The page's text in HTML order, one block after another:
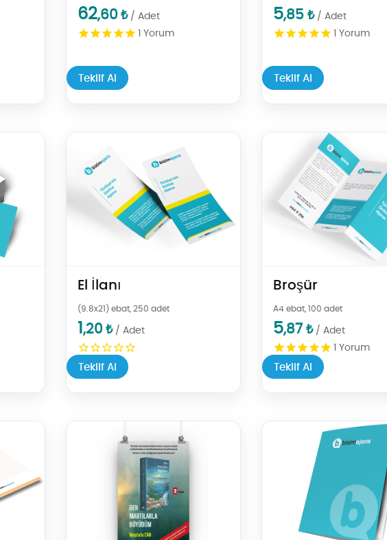
62,60 ₺ / Adet
Yorum
Teklif Al
5,85 ₺ / Adet
Yorum
Teklif Al
El İlanı
(9.8x21) ebat, 250 adet
1 ,20 ₺ / Adet
Teklif Al
Teklif Al El İlanı
Broşür
A4 ebat, 100 adet
5,87 ₺ / Adet
Yorum
Teklif Al
Teklif Al Broşür
Teklif Al Kitap Afişi Teklif Al Cepli Dosya